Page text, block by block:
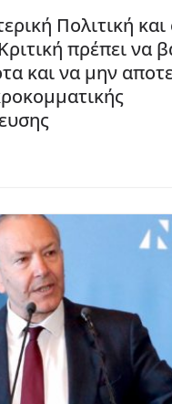
Πολιτική και
πρέπει να
και να μην